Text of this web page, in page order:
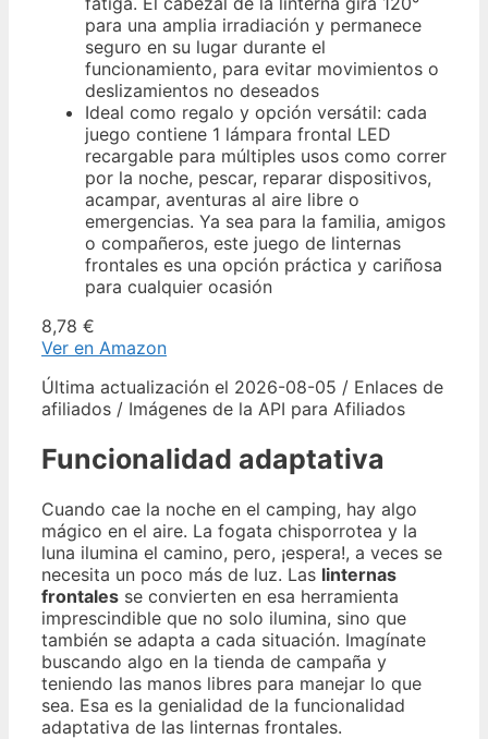
para una amplia irradiación y permanece
seguro en su lugar durante el
funcionamiento, para evitar movimientos o
deslizamientos no deseados
Ideal como regalo y opción versátil: cada
juego contiene 1 lámpara frontal LED
recargable para múltiples usos como correr
por la noche, pescar, reparar dispositivos,
acampar, aventuras al aire libre o
emergencias. Ya sea para la familia, amigos
o compañeros, este juego de linternas
frontales es una opción práctica y cariñosa
para cualquier ocasión
8,78 €
Ver en Amazon
Última actualización el 2026-08-05 / Enlaces de
afiliados / Imágenes de la API para Afiliados
Funcionalidad adaptativa
Cuando cae la noche en el camping, hay algo
mágico en el aire. La fogata chisporrotea y la
luna ilumina el camino, pero, ¡espera!, a veces se
necesita un poco más de luz. Las linternas
frontales se convierten en esa herramienta
imprescindible que no solo ilumina, sino que
también se adapta a cada situación. Imagínate
buscando algo en la tienda de campaña y
teniendo las manos libres para manejar lo que
sea. Esa es la genialidad de la funcionalidad
adaptativa de las linternas frontales.